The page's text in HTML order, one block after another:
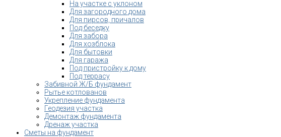
На участке с уклоном
Для загородного дома
Для пирсов, причалов
Под беседку
Для забора
Для хозблока
Для бытовки
Для гаража
Под пристройку к дому
Под террасу
Забивной Ж/Б фундамент
Рытье котлованов
Укрепление фундамента
Геодезия участка
Демонтаж фундамента
Дренаж участка
Сметы на фундамент